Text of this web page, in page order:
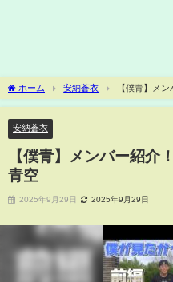
ホーム 安納蒼衣 【僕青】メ
安納蒼衣
【僕青】メンバー紹介
青空
2025年9月29日 2025年9月29日